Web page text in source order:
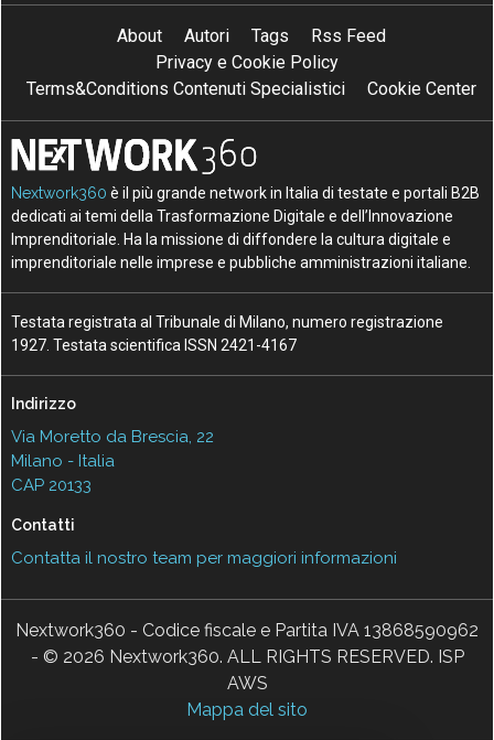
About Autori Tags
Rss Feed
Privacy e Cookie Policy
Terms&Conditions Contenuti Specialistici
Cookie Center
Nextwork360 è il più grande network in Italia di testate e portali B2B
dedicati ai temi della Trasformazione Digitale e dell’Innovazione
Imprenditoriale. Ha la missione di diffondere la cultura digitale e
imprenditoriale nelle imprese e pubbliche amministrazioni italiane.
Testata registrata al Tribunale di Milano, numero registrazione
1927. Testata scientifica ISSN 2421-4167
Indirizzo
Via Moretto da Brescia, 22
Milano - Italia
CAP 20133
Contatti
Contatta il nostro team per maggiori informazioni
Nextwork360 - Codice fiscale e Partita IVA 13868590962
- © 2026 Nextwork360. ALL RIGHTS RESERVED. ISP
AWS
Mappa del sito